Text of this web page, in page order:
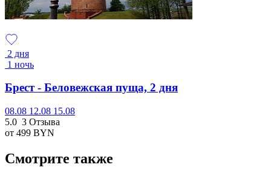
2 дня
1 ночь
Брест - Беловежская пуща, 2 дня
08.08 12.08 15.08
5.0 3 Отзыва
от 499 BYN
Смотрите также